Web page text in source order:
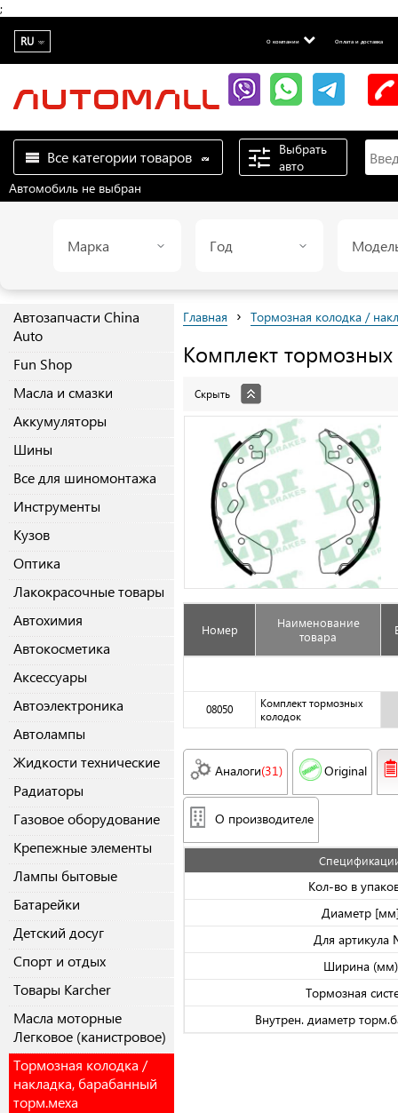
;
RU О компании Оплата и доставка
Все категории товаров
Выбрать
авто
Автомобиль не выбран
Марка Год
Автозапчасти China
Auto
Fun Shop
Масла и смазки
Аккумуляторы
Шины
Все для шиномонтажа
Инструменты
Кузов
Оптика
Лакокрасочные товары
Автохимия
Автокосметика
Аксессуары
Автоэлектроника
Автолампы
Жидкости технические
Радиаторы
Газовое оборудование
Крепежные элементы
Лампы бытовые
Батарейки
Детский досуг
Спорт и отдых
Товары Karcher
Масла моторные
Легковое (канистровое)
Тормозная колодка /
накладка, барабанный
торм.меха
Главная › Тормозная колодка /
Комплект
Скрыть
Номер
Наименование
товара
08050
Комплект тормозных
колодок
Аналоги(31) Original
О производителе
Кол-во в
Диаметр
Для
Ширина (мм)
Тормозная
Внутрен. диаметр